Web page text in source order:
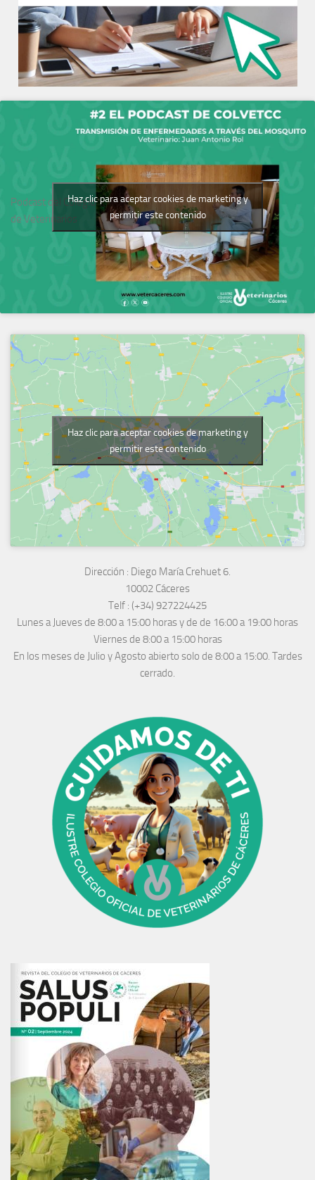
Podcast del Colegio
de Veterinarios
Haz clic para aceptar cookies de marketing y
permitir este contenido
Haz clic para aceptar cookies de marketing y
permitir este contenido
Dirección : Diego María Crehuet 6.
10002 Cáceres
Telf : (+34) 927224425
Lunes a Jueves de 8:00 a 15:00 horas y de de 16:00 a 19:00 horas
Viernes de 8:00 a 15:00 horas
En los meses de Julio y Agosto abierto solo de 8:00 a 15:00. Tardes
cerrado.